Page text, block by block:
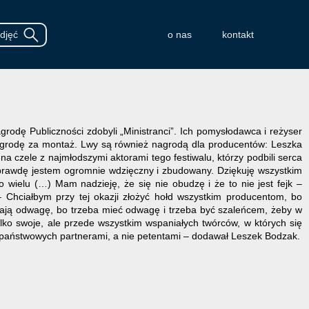
o nas kontakt
Publiczności zdobyli „Ministranci”. Ich pomysłodawca i reżyser
za montaż. Lwy są również nagrodą dla producentów: Leszka
czele z najmłodszymi aktorami tego festiwalu, którzy podbili serca
jestem ogromnie wdzięczny i zbudowany. Dziękuję wszystkim
wielu (…) Mam nadzieję, że się nie obudzę i że to nie jest fejk –
przy tej okazji złożyć hołd wszystkim producentom, bo
odwagę, bo trzeba mieć odwagę i trzeba być szaleńcem, żeby w
swoje, ale przede wszystkim wspaniałych twórców, w których się
partnerami, a nie petentami – dodawał Leszek Bodzak.